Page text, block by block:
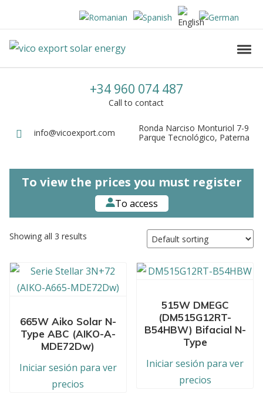
Vico Export Solar Energy
Call us
+34 960 074 487
Call to contact
Email
info@vicoexport.com Dirección
Ronda Narciso Monturiol 7-9
Parque Tecnológico, Paterna
To view the prices you must register
To access
Showing all 3 results
665W Aiko Solar N-
Type ABC (AIKO-A-
MDE72Dw)
Iniciar sesión para ver
precios
515W DMEGC
(DM515G12RT-
B54HBW) Bifacial N-
Type
Iniciar sesión para ver
precios